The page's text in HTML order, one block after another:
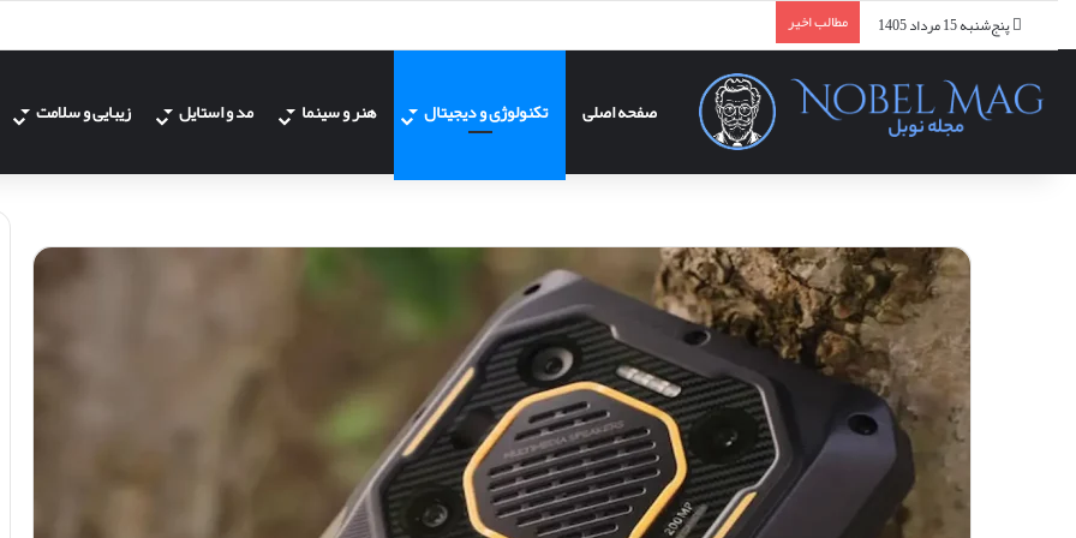
پنج‌شنبه 15 مرداد 1405 مطالب اخیر
صفحه اصلی تکنولوژی و دیجیتال هنر و سینما مد و استایل زیبایی و سلامت